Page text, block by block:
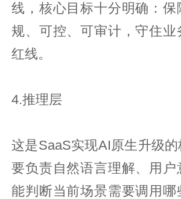
线，核心目标十分明确：保
规、可控、可审计，守住业
红线。
4.推理层
这是SaaS实现AI原生升级
要负责自然语言理解、用户
能判断当前场景需要调用哪